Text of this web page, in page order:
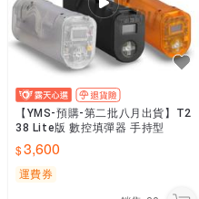
【YMS-預購-第二批八月出貨】T2
38 Lite版 數控填彈器 手持型
3,600
運費券